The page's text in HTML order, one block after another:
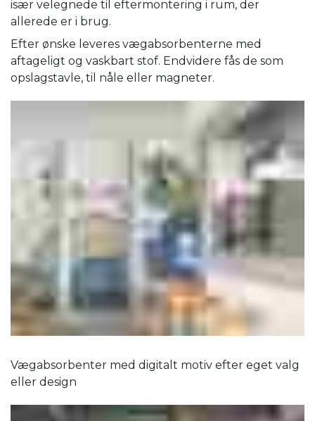
især velegnede til eftermontering i rum, der
allerede er i brug.
Efter ønske leveres vægabsorbenterne med
aftageligt og vaskbart stof. Endvidere fås de som
opslagstavle, til nåle eller magneter.
Vægabsorbenter med digitalt motiv efter eget valg
eller design